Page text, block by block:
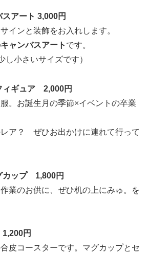
アート 3,000円
インと装飾をお入れします。
ャンバスアート です。
し小さいサイズです）
ィギュア 2,000円
。お誕生月の季節×イベントの卒業
ア？ ぜひお出かけに連れて行って
カップ 1,800円
業のお供に、ぜひ机の上にみゅ。を
円
皮コースターです。マグカップとセ